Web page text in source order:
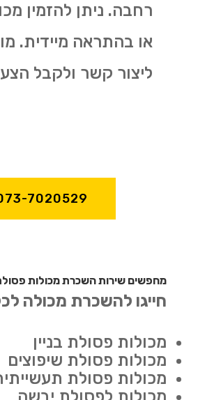
רחבה. ניתן להזמין
או בהתראה מיידית.
ליצור קשר ולקבל
7020529
מחפשים שירות השכרת מכולות
חייגו להשכרת מכולה
מכולות פסולת בניין
מכולות פסולת שיפוצים
מכולות פסולת